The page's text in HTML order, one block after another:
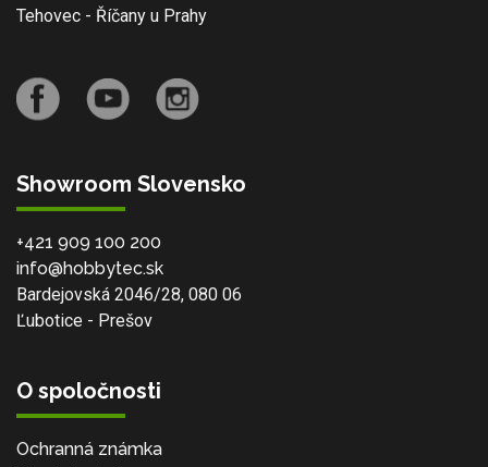
Tehovec - Říčany u Prahy
Showroom Slovensko
+421 909 100 200
info@hobbytec.sk
Bardejovská 2046/28, 080 06
Ľubotice - Prešov
O spoločnosti
Ochranná známka